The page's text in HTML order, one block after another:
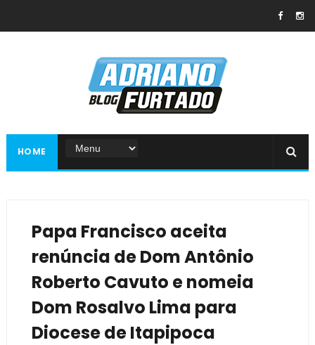
HOME
Papa Francisco aceita
renúncia de Dom Antônio
Roberto Cavuto e nomeia
Dom Rosalvo Lima para
Diocese de Itapipoca